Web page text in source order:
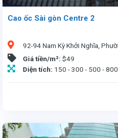
Cao ốc Sài gòn Centre 2
92-94 Nam Kỳ Khởi Nghĩa,
Giá tiền/m²: $49
Diện tích: 150 - 300 - 500 -